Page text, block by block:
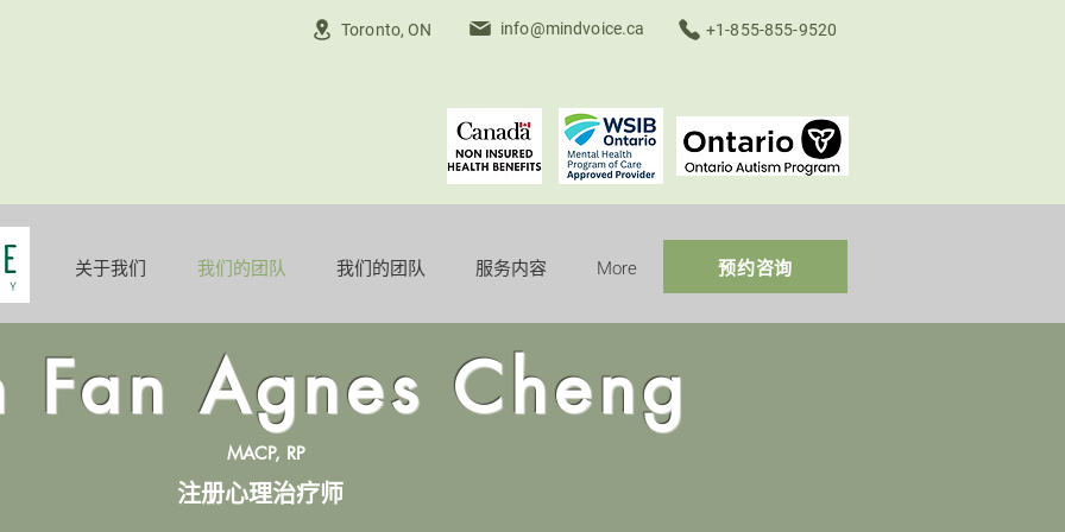
Toronto, ON info@mindvoice.ca +1-855-855-9520
关于我们 我们的团队 我们的团队 服务内容 More 预约咨询
Fan Agnes Cheng
MACP, RP
注册心理治疗师